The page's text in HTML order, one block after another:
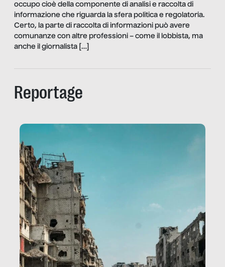
occupo cioè della componente di analisi e raccolta di
informazione che riguarda la sfera politica e regolatoria.
Certo, la parte di raccolta di informazioni può avere
comunanze con altre professioni – come il lobbista, ma
anche il giornalista […]
Reportage